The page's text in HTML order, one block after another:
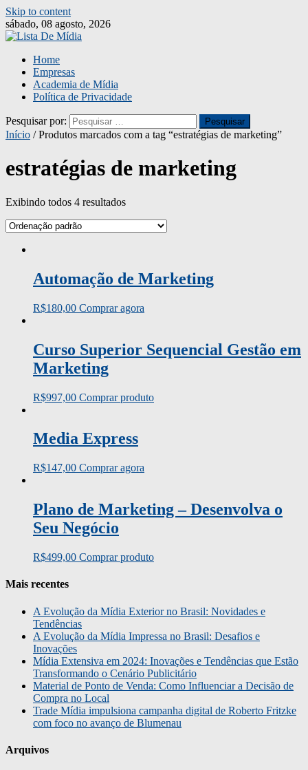
Skip to content
sábado, 08 agosto, 2026
Home
Empresas
Academia de Mídia
Política de Privacidade
Pesquisar por:
Início / Produtos marcados com a tag “estratégias de marketing”
estratégias de marketing
Exibindo todos 4 resultados
Automação de Marketing
R$180,00 Comprar agora
Curso Superior Sequencial Gestão em
Marketing
R$997,00 Comprar produto
Media Express
R$147,00 Comprar agora
Plano de Marketing – Desenvolva o
Seu Negócio
R$499,00 Comprar produto
Mais recentes
A Evolução da Mídia Exterior no Brasil: Novidades e
Tendências
A Evolução da Mídia Impressa no Brasil: Desafios e
Inovações
Mídia Extensiva em 2024: Inovações e Tendências que Estão
Transformando o Cenário Publicitário
Material de Ponto de Venda: Como Influenciar a Decisão de
Compra no Local
Trade Mídia impulsiona campanha digital de Roberto Fritzke
com foco no avanço de Blumenau
Arquivos